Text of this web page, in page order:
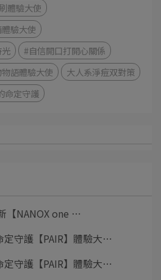
體驗大使
驗大使
#自信開口打開心關係
語體驗大使
大人系淨痘双對策
命定守護
【NANOX one ⋯
定守護【PAIR】體驗大⋯
定守護【PAIR】體驗大⋯